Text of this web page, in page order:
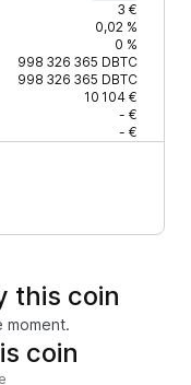
3 €
0,02 %
0 %
998 326 365 DBTC
998 326 365 DBTC
10 104 €
- €
- €
this coin
moment.
coin